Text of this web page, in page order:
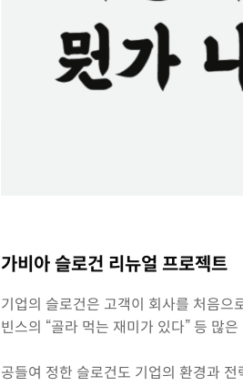
가비아 슬로건 리뉴얼 프로젝트
기업의 슬로건은 고객이 회사를 처음으
빈스의 “골라 먹는 재미가 있다” 등
공들여 정한 슬로건도 기업의 환경과